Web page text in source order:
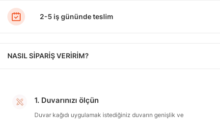
2-5 iş gününde teslim
NASIL SİPARİŞ VERİRİM?
1. Duvarınızı ölçün
Duvar kağıdı uygulamak istediğiniz duvarın genişlik ve